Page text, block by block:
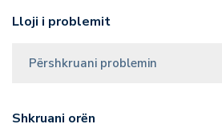
Lloji i problemit
Shkruani orën